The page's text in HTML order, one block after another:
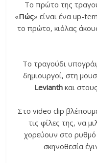
Το πρώτο της
«Πώς» είναι ένα up-
το πρώτο, κιόλας
Το τραγούδι
δημιουργοί, στη
Levianthκαι
Στο video clip
τις φίλες της, να
χορεύουν στο
σκηνοθεσία